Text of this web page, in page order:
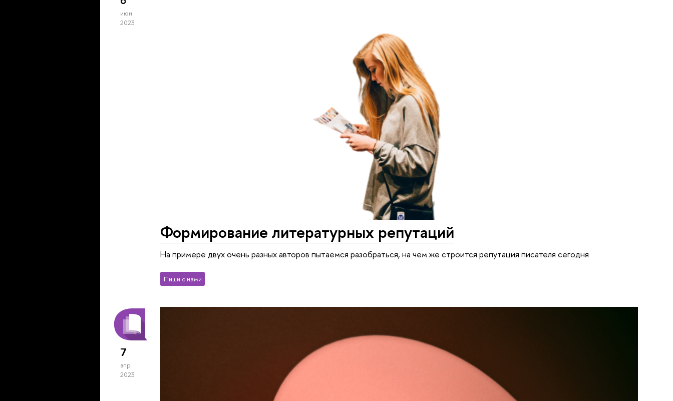
июн
2023
Формирование литературных репутаций
На примере двух очень разных авторов пытаемся разобраться, на чем же строится репутация писателя сегодня
Пиши с нами
7
апр
2023